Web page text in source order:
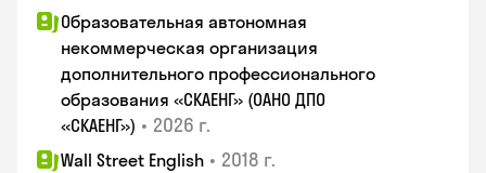
Образовательная автономная
некоммерческая организация
дополнительного профессионального
образования «СКАЕНГ» (ОАНО ДПО
«СКАЕНГ») • 2026 г.
Wall Street English • 2018 г.